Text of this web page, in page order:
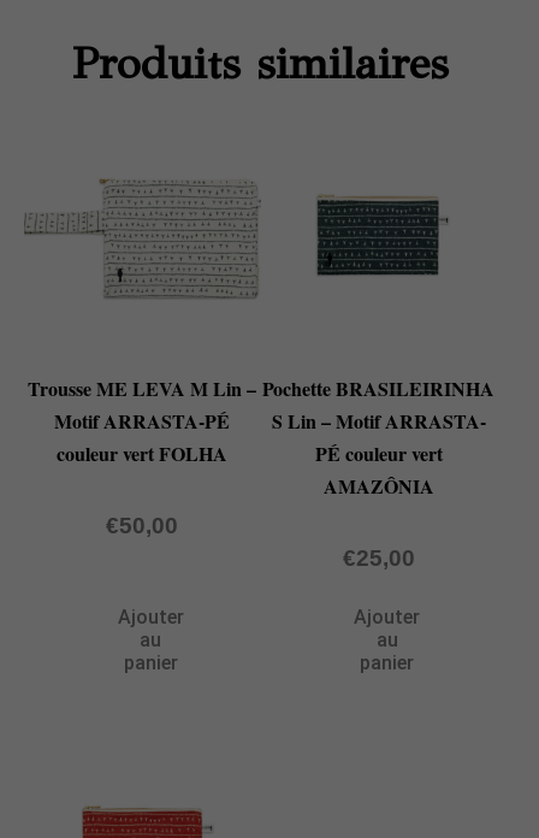
Produits similaires
Trousse ME LEVA M Lin –
Motif ARRASTA-PÉ
couleur vert FOLHA
€50,00
Ajouter
au
panier
Pochette BRASILEIRINHA
S Lin – Motif ARRASTA-
PÉ couleur vert
AMAZÔNIA
€25,00
Ajouter
au
panier